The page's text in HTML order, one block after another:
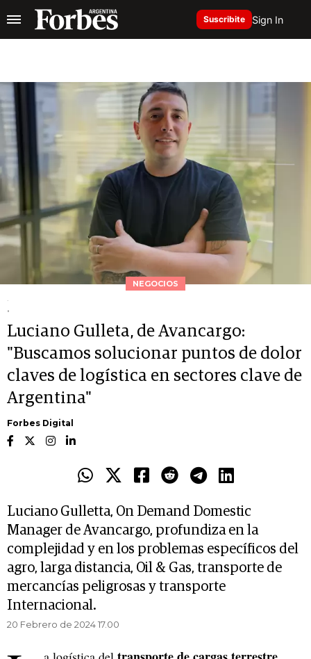
Suscribite Sign In
NEGOCIOS
.
.
Luciano Gulleta, de Avancargo:
"Buscamos solucionar puntos de dolor
claves de logística en sectores clave de
Argentina"
Forbes Digital
Luciano Gulletta, On Demand Domestic
Manager de Avancargo, profundiza en la
complejidad y en los problemas específicos del
agro, larga distancia, Oil & Gas, transporte de
mercancías peligrosas y transporte
Internacional.
20 Febrero de 2024 17.00